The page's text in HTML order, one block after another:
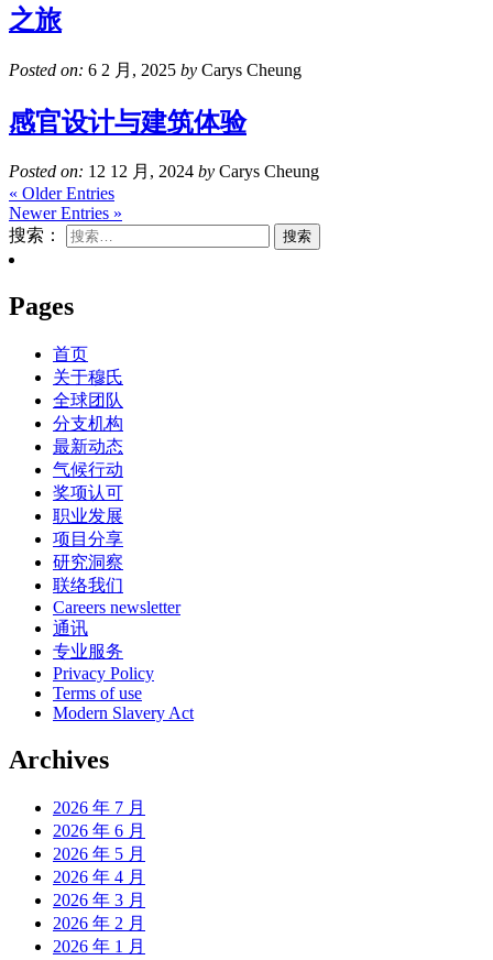
之旅
Posted on: 6 2 月, 2025 by Carys Cheung
感官设计与建筑体验
Posted on: 12 12 月, 2024 by Carys Cheung
« Older Entries
Newer Entries »
搜索：
Pages
首页
关于穆氏
全球团队
分支机构
最新动态
气候行动
奖项认可
职业发展
项目分享
研究洞察
联络我们
Careers newsletter
通讯
专业服务
Privacy Policy
Terms of use
Modern Slavery Act
Archives
2026 年 7 月
2026 年 6 月
2026 年 5 月
2026 年 4 月
2026 年 3 月
2026 年 2 月
2026 年 1 月